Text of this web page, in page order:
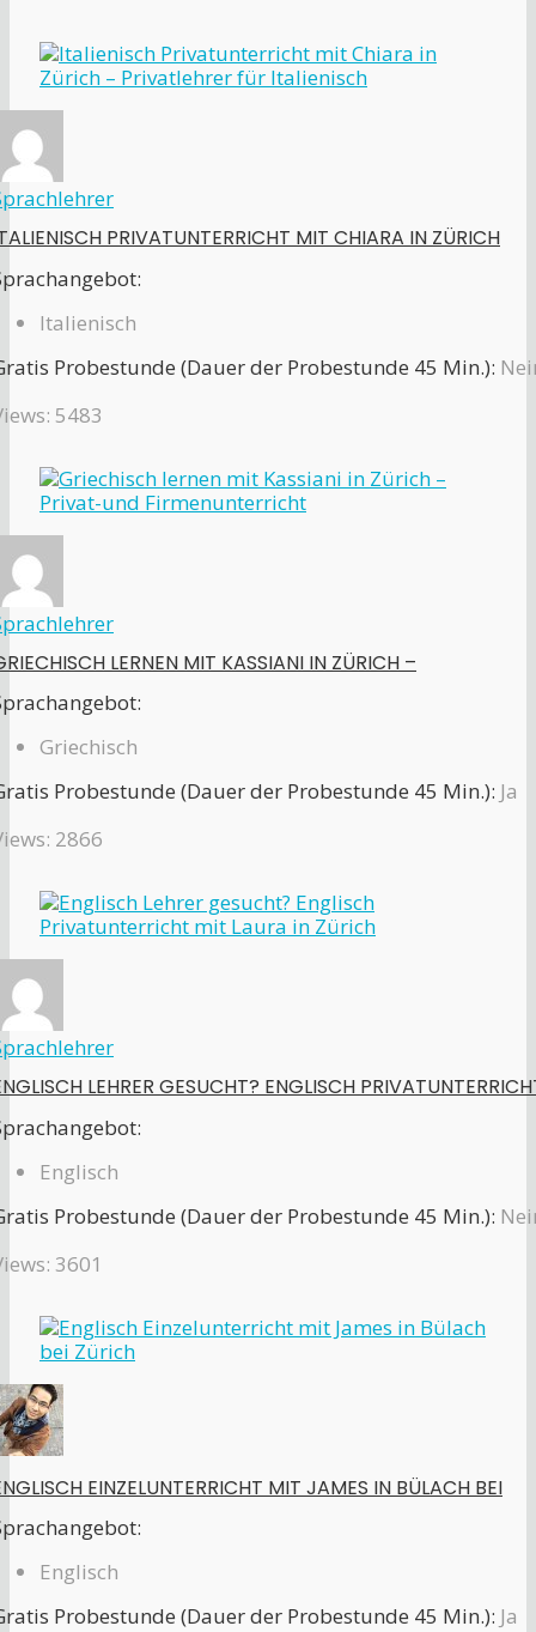
PRIVATUNTERRICHT MIT CHIARA IN ZÜRICH
Italienisch
Probestunde (Dauer der Probestunde 45 Min.):
5483
LERNEN MIT KASSIANI IN ZÜRICH –
Griechisch
Probestunde (Dauer der Probestunde 45 Min.): Ja
2866
LEHRER GESUCHT? ENGLISCH
Englisch
Probestunde (Dauer der Probestunde 45 Min.):
3601
EINZELUNTERRICHT MIT JAMES IN BÜLACH BEI
Englisch
Probestunde (Dauer der Probestunde 45 Min.): Ja